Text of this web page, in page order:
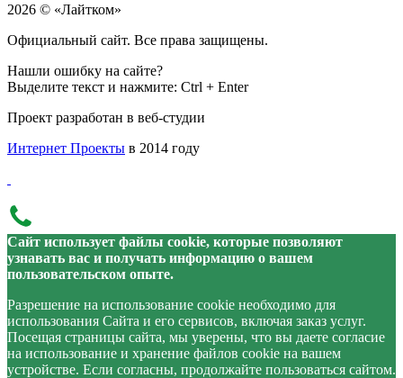
2026 © «Лайтком»
Официальный сайт. Все права защищены.
Нашли ошибку на сайте?
Выделите текст и нажмите: Ctrl + Enter
Проект разработан в веб-студии
Интернет Проекты в 2014 году
Сайт использует файлы cookie, которые позволяют
узнавать вас и получать информацию о вашем
пользовательском опыте.
Разрешение на использование cookie необходимо для
использования Сайта и его сервисов, включая заказ услуг.
Посещая страницы сайта, мы уверены, что вы даете согласие
на использование и хранение файлов cookie на вашем
устройстве. Если согласны, продолжайте пользоваться сайтом.